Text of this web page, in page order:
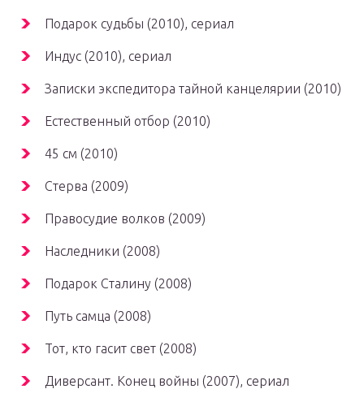
Подарок судьбы (2010), сериал
Индус (2010), сериал
Записки экспедитора тайной канцелярии (2010)
Естественный отбор (2010)
45 см (2010)
Стерва (2009)
Правосудие волков (2009)
Наследники (2008)
Подарок Сталину (2008)
Путь самца (2008)
Тот, кто гасит свет (2008)
Диверсант. Конец войны (2007), сериал